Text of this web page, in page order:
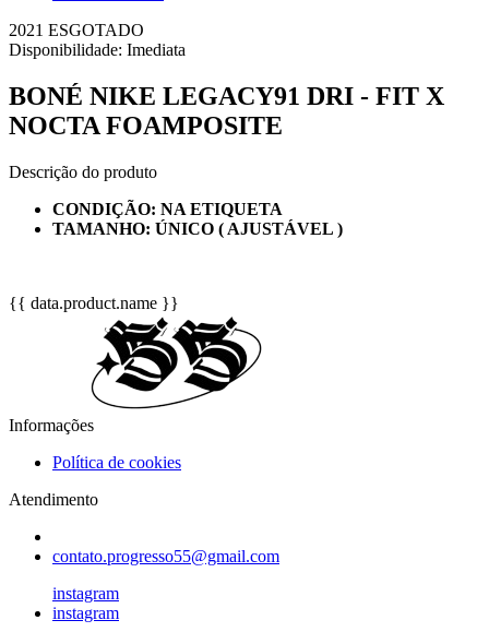
2021 ESGOTADO
Disponibilidade: Imediata
BONÉ NIKE LEGACY91 DRI - FIT X
NOCTA FOAMPOSITE
Descrição do produto
CONDIÇÃO: NA ETIQUETA
TAMANHO: ÚNICO ( AJUSTÁVEL )
{{ data.product.name }}
Informações
Política de cookies
Atendimento
contato.progresso55@gmail.com
instagram
instagram